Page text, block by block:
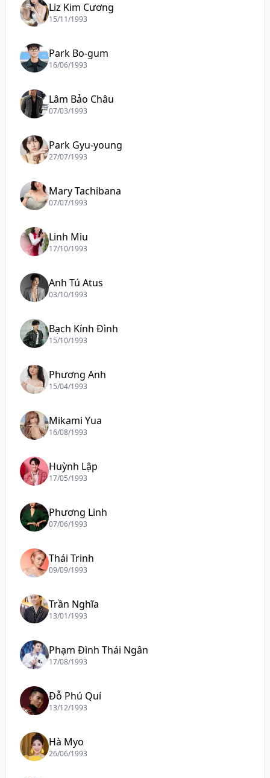
Liz Kim Cương
15/11/1993
Park Bo-gum
16/06/1993
Lâm Bảo Châu
07/03/1993
Park Gyu-young
27/07/1993
Mary Tachibana
07/07/1993
Linh Miu
17/10/1993
Anh Tú Atus
03/10/1993
Bạch Kính Đình
15/10/1993
Phương Anh
15/04/1993
Mikami Yua
16/08/1993
Huỳnh Lập
17/05/1993
Phương Linh
07/06/1993
Thái Trinh
09/09/1993
Trần Nghĩa
13/01/1993
Phạm Đình Thái Ngân
17/08/1993
Đỗ Phú Quí
13/12/1993
Hà Myo
26/06/1993